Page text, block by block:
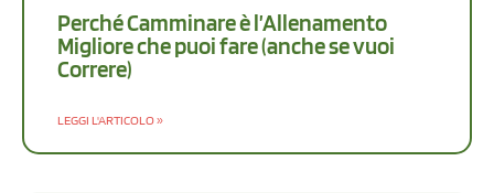
Perché Camminare è l’Allenamento
Migliore che puoi fare (anche se vuoi
Correre)
LEGGI L'ARTICOLO »